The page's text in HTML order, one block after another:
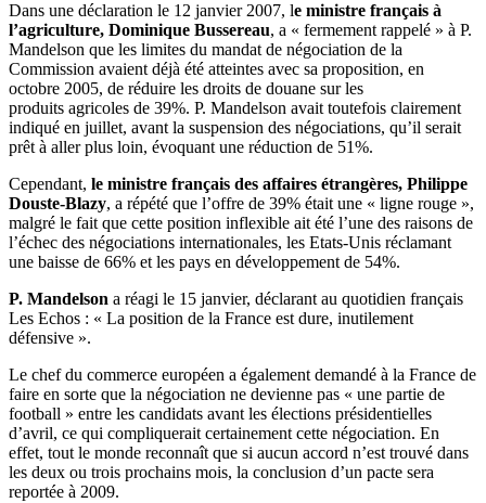
Dans une déclaration le 12 janvier 2007, le ministre français à
l’agriculture, Dominique Bussereau, a « fermement rappelé » à P.
Mandelson que les limites du mandat de négociation de la
Commission avaient déjà été atteintes avec sa proposition, en
octobre 2005, de réduire les droits de douane sur les
produits agricoles de 39%. P. Mandelson avait toutefois clairement
indiqué en juillet, avant la suspension des négociations, qu’il serait
prêt à aller plus loin, évoquant une réduction de 51%.
Cependant, le ministre français des affaires étrangères, Philippe
Douste-Blazy, a répété que l’offre de 39% était une « ligne rouge »,
malgré le fait que cette position inflexible ait été l’une des raisons de
l’échec des négociations internationales, les Etats-Unis réclamant
une baisse de 66% et les pays en développement de 54%.
P. Mandelson a réagi le 15 janvier, déclarant au quotidien français
Les Echos : « La position de la France est dure, inutilement
défensive ».
Le chef du commerce européen a également demandé à la France de
faire en sorte que la négociation ne devienne pas « une partie de
football » entre les candidats avant les élections présidentielles
d’avril, ce qui compliquerait certainement cette négociation. En
effet, tout le monde reconnaît que si aucun accord n’est trouvé dans
les deux ou trois prochains mois, la conclusion d’un pacte sera
reportée à 2009.